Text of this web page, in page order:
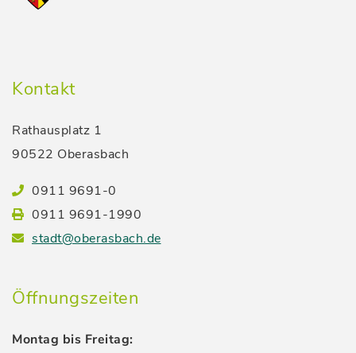
Kontakt
Rathausplatz 1
90522 Oberasbach
0911 9691-0
0911 9691-1990
stadt@oberasbach.de
Öffnungszeiten
Montag bis Freitag: